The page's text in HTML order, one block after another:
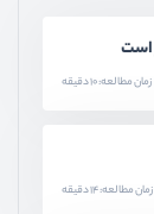
زمان مطالعه: 10 دقیقه
زمان مطالعه: 14 دقیقه